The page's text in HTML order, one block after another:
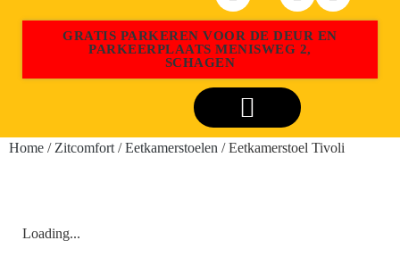
GRATIS PARKEREN VOOR DE DEUR EN
PARKEERPLAATS MENISWEG 2,
SCHAGEN
Home / Zitcomfort /Eetkamerstoelen / Eetkamerstoel Tivoli
Loading...